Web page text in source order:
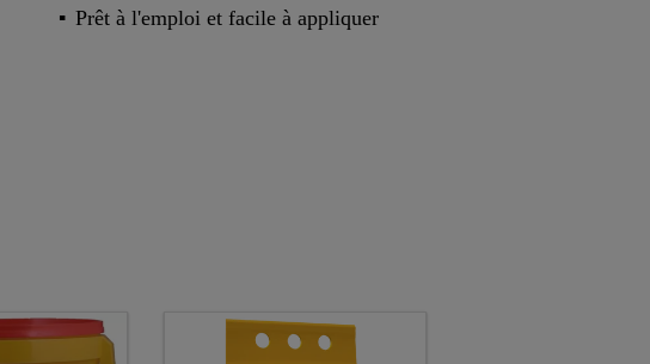
Prêt à l'emploi et facile à appliquer